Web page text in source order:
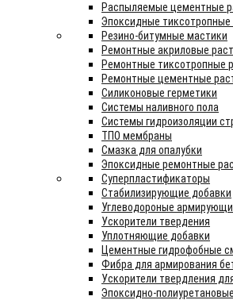
Распыляемые цементные
Эпоксидные тиксотропные
Резино-битумные мастики
Ремонтные акриловые
Ремонтные тиксотропные
Ремонтные цементные
Силиконовые герметики
Системы наливного пола
Системы гидроизоляции
ТПО мембраны
Смазка для опалубки
Эпоксидные ремонтные
Суперпластификаторы
Стабилизирующие добавки
Углеводороные
Ускорители твердения
Уплотняющие добавки
Цементные гидрофобные
Фибра для армирования
Ускорители твердления
Эпоксидно-